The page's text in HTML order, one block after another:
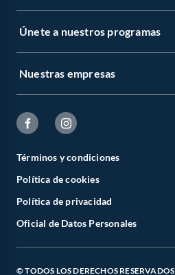
Únete a nuestros programas
Nuestras empresas
Términos y condiciones
Política de cookies
Política de privacidad
Oficial de Datos Personales
© TODOS LOS DERECHOS RESERVADOS